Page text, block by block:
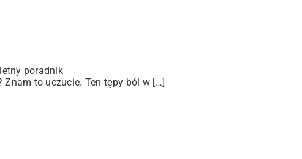
poradnik
Znam to uczucie. Ten tępy ból w […]